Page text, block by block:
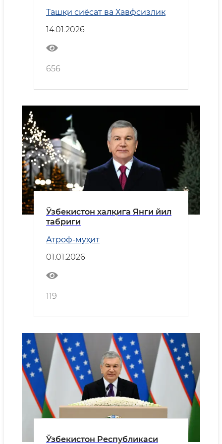
Ватан ҳимоячилари куни
муносабати билан байрам
табриги
Ташқи сиёсат ва Хавфсизлик
14.01.2026
656
Ўзбекистон халқига Янги йил
табриги
Атроф-муҳит
01.01.2026
119
Ўзбекистон Республикаси